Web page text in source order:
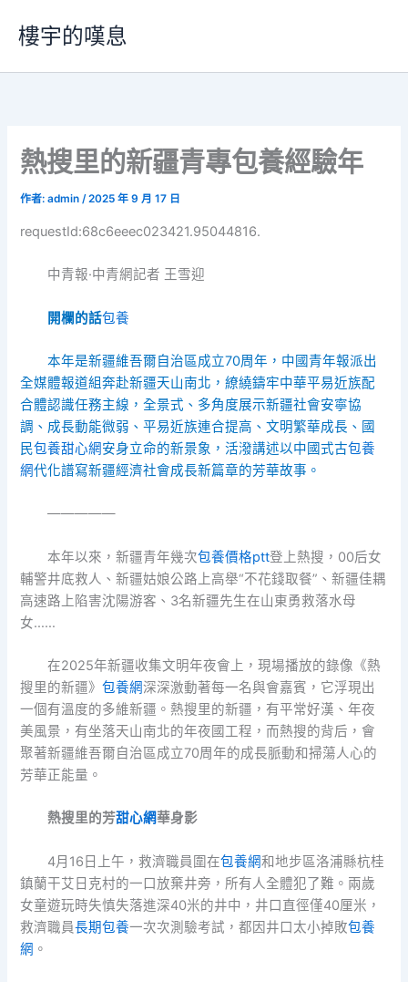
要
樓宇的嘆息
熱搜里的新疆青專包養經驗年
作者:admin/2025 年 9 月 17 日
requestId:68c6eeec023421.95044816.
中青報·中青網記者 王雪迎
開欄的話包養
本年是新疆維吾爾自治區成立70周年，中國青年報派出
全媒體報道組奔赴新疆天山南北，繚繞鑄牢中華平易近族配
合體認識任務主線，全景式、多角度展示新疆社會安寧協
調、成長動能微弱、平易近族連合提高、文明繁華成長、國
民包養甜心網安身立命的新景象，活潑講述以中國式古包養
網代化譜寫新疆經濟社會成長新篇章的芳華故事。
—————
本年以來，新疆青年幾次包養價格ptt登上熱搜，00后女
輔警井底救人、新疆姑娘公路上高舉“不花錢取餐”、新疆佳耦
高速路上陷害沈陽游客、3名新疆先生在山東勇救落水母
女……
在2025年新疆收集文明年夜會上，現場播放的錄像《熱
搜里的新疆》包養網深深激動著每一名與會嘉賓，它浮現出
一個有溫度的多維新疆。熱搜里的新疆，有平常好漢、年夜
美風景，有坐落天山南北的年夜國工程，而熱搜的背后，會
聚著新疆維吾爾自治區成立70周年的成長脈動和掃蕩人心的
芳華正能量。
熱搜里的芳甜心網華身影
4月16日上午，救濟職員圍在包養網和地步區洛浦縣杭桂
鎮蘭干艾日克村的一口放棄井旁，所有人全體犯了難。兩歲
女童遊玩時失慎失落進深40米的井中，井口直徑僅40厘米，
救濟職員長期包養一次次測驗考試，都因井口太小掉敗包養
網 。